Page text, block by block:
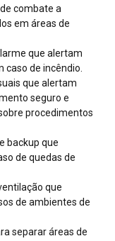
combate a
em áreas de
que alertam
de incêndio.
que alertam
seguro e
procedimentos
backup que
de quedas de
que
de ambientes de
separar áreas de